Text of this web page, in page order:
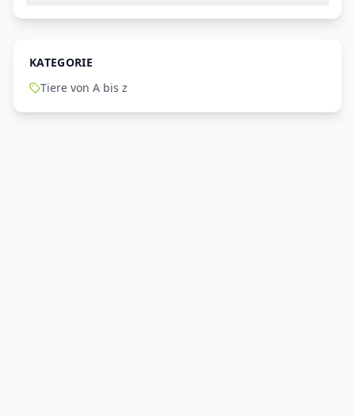
KATEGORIE
Tiere von A bis z